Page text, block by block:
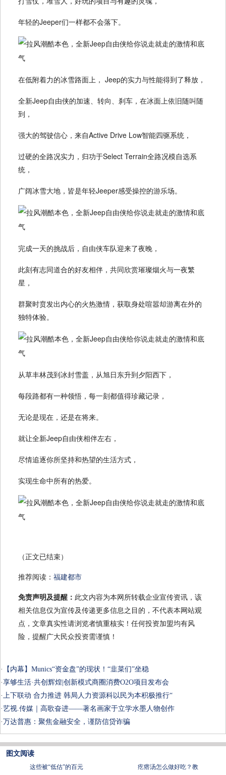
年轻的Jeeper们一样都不会落下。
在低附着力的冰雪路面上， Jeep的实力与性能得到了释放，
全新Jeep自由侠的加速、转向、刹车，在冰面上依旧随叫随
到，
强大的驾驶信心，来自Active Drive Low智能四驱系统，
过硬的全路况实力，归功于Select Terrain全路况模自选系
统，
广阔冰雪大地，皆是年轻Jeeper感受操控的游乐场。
完成一天的挑战后，自由侠车队迎来了夜晚，
此刻有志同道合的好友相伴，共同欣赏璀璨烟火与一夜繁
星，
群聚时贲发出内心的火热激情，获取身处喧嚣却游离在外的
独特体验。
从草丰林茂到冰封雪盖，从旭日东升到夕阳西下，
每段路都有一种领悟，每一刻都值得珍藏记录，
无论是现在，还是在将来。
就让全新Jeep自由侠相伴左右，
尽情追逐你所坚持和热望的生活方式，
实现生命中所有的热爱。
（正文已结束）
推荐阅读： 福建都市
免责声明及提醒： 此文内容为本网所转载企业宣传资讯，该
相关信息仅为宣传及传递更多信息之目的，不代表本网站观
点，文章真实性请浏览者慎重核实！任何投资加盟均有风
险，提醒广大民众投资需谨慎！
·
【内幕】Munics“资金盘”的现状！“韭菜们”坐稳
·享够生活·共创辉煌|创新模式商圈消费O2O项目发布会
·上下联动 合力推进 韩局人力资源科以民为本积极推行“
·艺视.传媒｜高歌奋进——著名画家于立学水墨人物创作
·万达普惠：聚焦金融安全，谨防信贷诈骗
图文阅读
这些被“低估”的百元
疙瘩汤怎么做好吃？教